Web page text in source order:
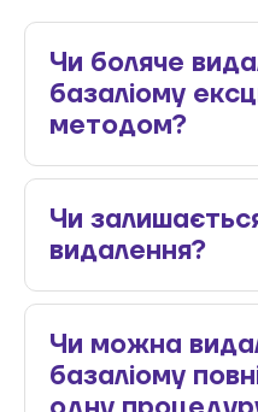
Чи боляче
базаліому
методом?
Чи
видалення?
Чи можна
базаліому